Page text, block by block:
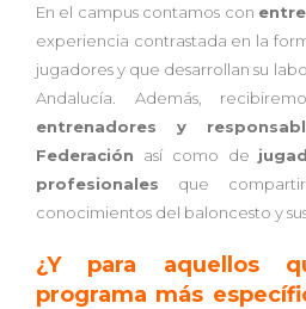
En el campus contamos con
experiencia contrastada en la
jugadores y que desarrollan su
Andalucía. Además,
entrenadores y
Federación así como de
profesionales que
conocimientos del baloncesto y
¿Y para aquellos
programa más